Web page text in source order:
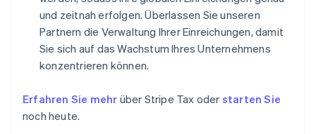
und zeitnah erfolgen. Überlassen Sie unseren
Partnern die Verwaltung Ihrer Einreichungen, damit
Sie sich auf das Wachstum Ihres Unternehmens
konzentrieren können.
Erfahren Sie mehr über Stripe Tax oder starten Sie
noch heute.